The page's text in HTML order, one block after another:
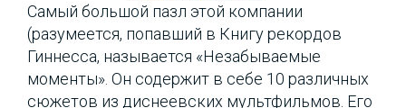
Самый большой пазл этой компании
(разумеется, попавший в Книгу рекордов
Гиннесса, называется «Незабываемые
моменты». Он содержит в себе 10 различных
сюжетов из диснеевских мультфильмов. Его